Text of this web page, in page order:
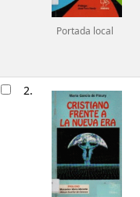
Portada local
2.